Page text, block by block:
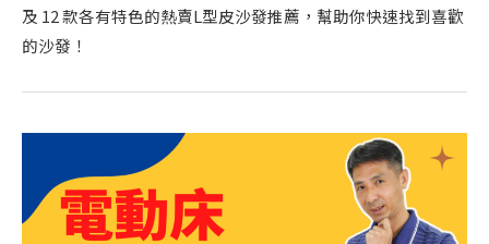
及 12 款各有特色的熱賣L型皮沙發推薦，幫助你快速找到喜歡
的沙發！